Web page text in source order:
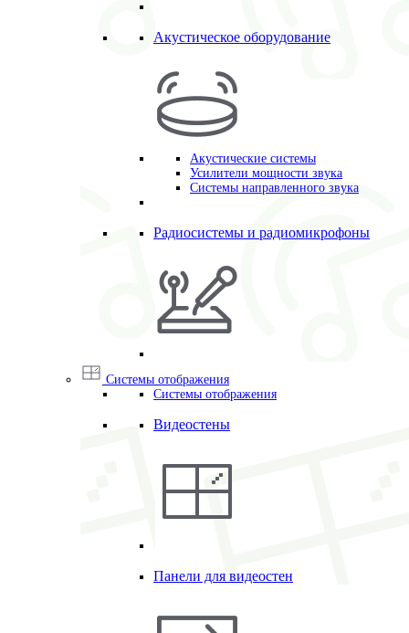
Акустическое оборудование
Акустические системы
Усилители мощности звука
Системы направленного звука
Радиосистемы и радиомикрофоны
Системы отображения
Системы отображения
Видеостены
Панели для видеостен